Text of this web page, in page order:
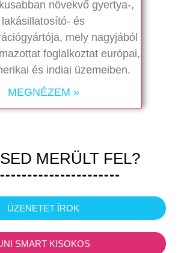
növekvő gyertya-,
lakásillatosító- és
mely nagyjából
foglalkoztat európai,
és indiai üzemeiben.
MEGNÉZEM »
MERÜLT FEL?
ÜZENETET ÍROK
SMART KISOKOS